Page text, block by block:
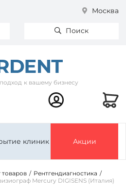
Москва
Поиск
к вашему бизнесу
клиник Акции
товаров / Рентгендиагностика /
Mercury DIGISENS (Италия)